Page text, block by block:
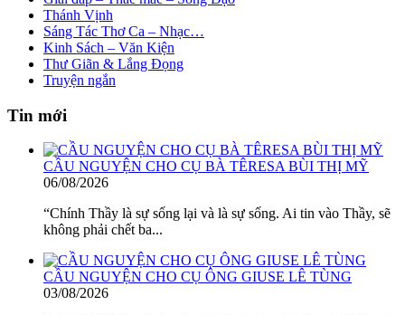
Thánh Vịnh
Sáng Tác Thơ Ca – Nhạc…
Kinh Sách – Văn Kiện
Thư Giãn & Lắng Đọng
Truyện ngắn
Tin mới
CẦU NGUYỆN CHO CỤ BÀ TÊRESA BÙI THỊ MỸ
06/08/2026
“Chính Thầy là sự sống lại và là sự sống. Ai tin vào Thầy, sẽ
không phải chết ba...
CẦU NGUYỆN CHO CỤ ÔNG GIUSE LÊ TÙNG
03/08/2026